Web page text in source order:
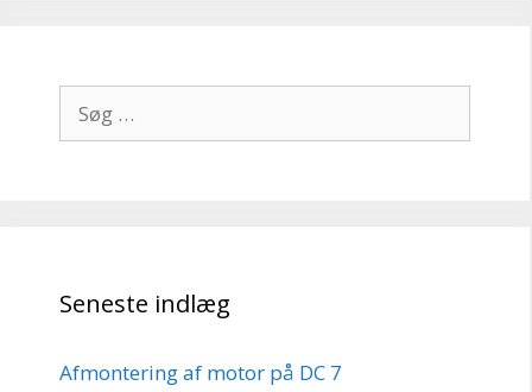
efter:
Seneste indlæg
Afmontering af motor på DC 7